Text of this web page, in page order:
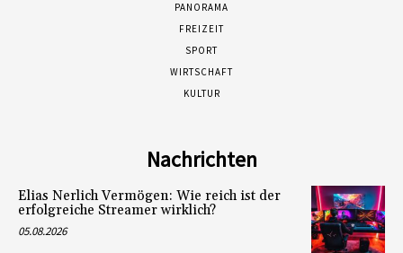
PANORAMA
FREIZEIT
SPORT
WIRTSCHAFT
KULTUR
Nachrichten
Elias Nerlich Vermögen: Wie reich ist der
erfolgreiche Streamer wirklich?
05.08.2026